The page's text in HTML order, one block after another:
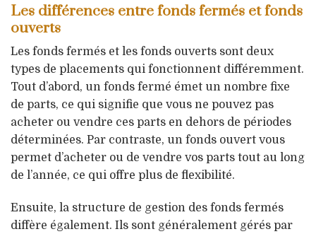
Les différences entre fonds fermés et fonds
ouverts
Les fonds fermés et les fonds ouverts sont deux
types de placements qui fonctionnent différemment.
Tout d’abord, un fonds fermé émet un nombre fixe
de parts, ce qui signifie que vous ne pouvez pas
acheter ou vendre ces parts en dehors de périodes
déterminées. Par contraste, un fonds ouvert vous
permet d’acheter ou de vendre vos parts tout au long
de l’année, ce qui offre plus de flexibilité.
Ensuite, la structure de gestion des fonds fermés
diffère également. Ils sont généralement gérés par